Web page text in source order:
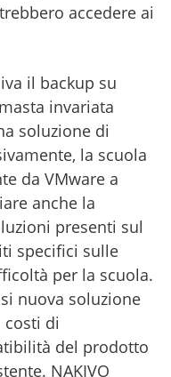
accedere ai
il backup su
invariata
soluzione di
la scuola
da VMware a
anche la
presenti sul
specifici sulle
per la scuola.
nuova soluzione
costi di
del prodotto
NAKIVO